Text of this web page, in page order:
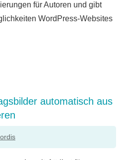
für Autoren und gibt
WordPress-Websites
automatisch aus